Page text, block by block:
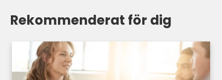
Rekommenderat för dig